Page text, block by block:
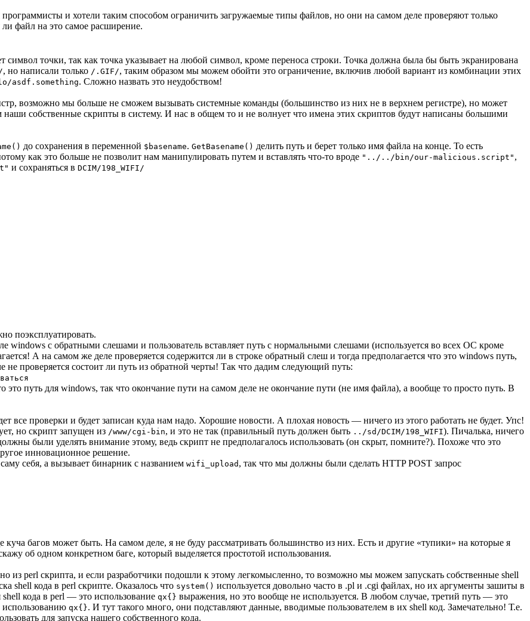
и хотели таким способом ограничить загружаемые типы файлов, но они на самом деле проверяют только
файл на это самое расширение.
точки, так как точка указывает на любой символ, кроме переноса строки. Точка должна была бы быть экранирована
, но написали только /.GIF/, таким образом мы можем обойти это ограничение, включив любой вариант из комбинации этих
asdf.something. Сложно назвать это неудобством!
возможно мы больше не сможем вызывать системные команды (большинство из них не в верхнем регистре), но может
собственные скрипты в систему. И нас в общем то и не волнует что имена этих скриптов будут написаны большими
до сохранения в переменной $basename. GetBasename() делить путь и берет только имя файла на конце. То есть
как это больше не позволит нам манипулировать путем и вставлять что-то вроде "../../bin/our-malicious.script" ,
и сохраняться в DCIM/198_WIFI/
поэксплуатировать.
windows с обратными слешами и пользователь вставляет путь с нормальными слешами (используется во всех OC кроме
А на самом же деле проверяется содержится ли в строке обратный слеш и тогда предполагается что это windows путь,
не проверяется состоит ли путь из обратной черты! Так что дадим следующий путь:
это путь для windows, так что окончание пути на самом деле не окончание пути (не имя файла), а вообще то просто путь. В
все проверки и будет записан куда нам надо. Хорошие новости. А плохая новость — ничего из этого работать не будет. Упс!
но скрипт запущен из /www/cgi-bin, и это не так (правильный путь должен быть ../sd/DCIM/198_WIFI). Пичалька, ничего
были уделять внимание этому, ведь скрипт не предполагалось использовать (он скрыт, помните?). Похоже что это
инновационное решение.
себя, а вызывает бинарник с названием wifi_upload , так что мы должны были сделать HTTP POST запрос
багов может быть. На самом деле, я не буду рассматривать большинство из них. Есть и другие «тупики» на которые я
об одном конкретном баге, который выделяется простотой использования.
из perl скрипта, и если разработчики подошли к этому легкомысленно, то возможно мы можем запускать собственные shell
shell кода в perl скрипте. Оказалось что system() используется довольно часто в .pl и .cgi файлах, но их аргументы зашиты в
кода в perl — это использование qx{} выражения, но это вообще не используется. В любом случае, третий путь — это
использованию qx{}. И тут такого много, они подставляют данные, вводимые пользователем в их shell код. Замечательно! Т.е.
для запуска нашего собственного кода.